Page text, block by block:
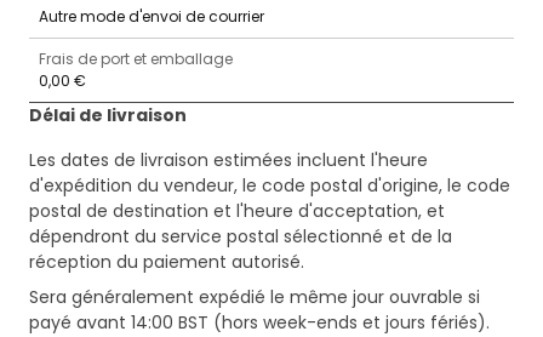
Autre mode d'envoi de courrier
Frais de port et emballage
0,00 €
Délai de livraison
Les dates de livraison estimées incluent l'heure
d'expédition du vendeur, le code postal d'origine, le code
postal de destination et l'heure d'acceptation, et
dépendront du service postal sélectionné et de la
réception du paiement autorisé.
Sera généralement expédié le même jour ouvrable si
payé avant 14:00 BST (hors week-ends et jours fériés).